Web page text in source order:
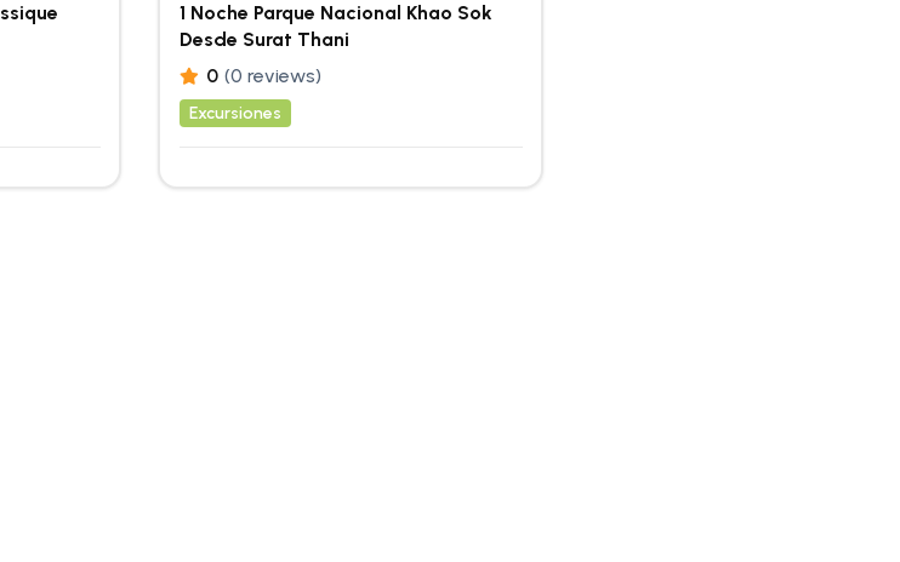
1 Noche Parque Nacional Khao Sok
Desde Surat Thani
0 (0 reviews)
Excursiones